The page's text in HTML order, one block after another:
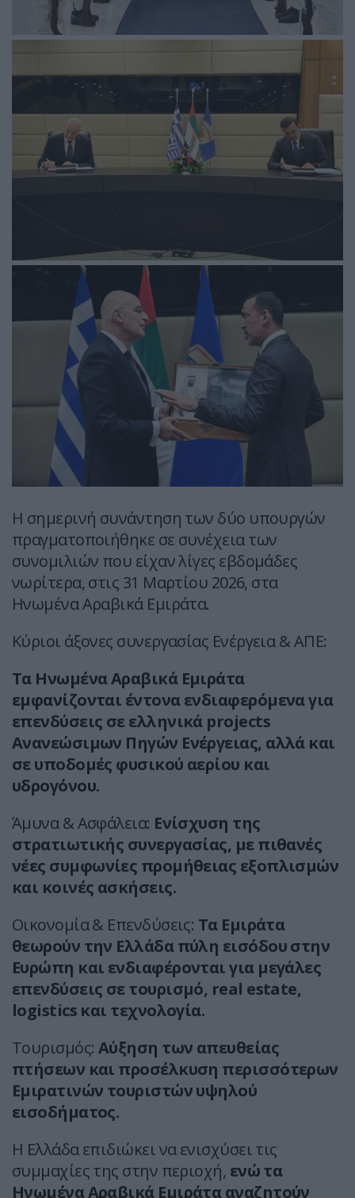
Η σημερινή συνάντηση των δύο υπουργών
πραγματοποιήθηκε σε συνέχεια των
συνομιλιών που είχαν λίγες εβδομάδες
νωρίτερα, στις 31 Μαρτίου 2026, στα
Ηνωμένα Αραβικά Εμιράτα.
Κύριοι άξονες συνεργασίας Ενέργεια & ΑΠΕ:
Τα Ηνωμένα Αραβικά Εμιράτα
εμφανίζονται έντονα ενδιαφερόμενα για
επενδύσεις σε ελληνικά projects
Ανανεώσιμων Πηγών Ενέργειας, αλλά και
σε υποδομές φυσικού αερίου και
υδρογόνου.
Άμυνα & Ασφάλεια: Ενίσχυση της
στρατιωτικής συνεργασίας, με πιθανές
νέες συμφωνίες προμήθειας εξοπλισμών
και κοινές ασκήσεις.
Οικονομία & Επενδύσεις: Τα Εμιράτα
θεωρούν την Ελλάδα πύλη εισόδου στην
Ευρώπη και ενδιαφέρονται για μεγάλες
επενδύσεις σε τουρισμό, real estate,
logistics και τεχνολογία.
Τουρισμός: Αύξηση των απευθείας
πτήσεων και προσέλκυση περισσότερων
Εμιρατινών τουριστών υψηλού
εισοδήματος.
Η Ελλάδα επιδιώκει να ενισχύσει τις
συμμαχίες της στην περιοχή, ενώ τα
Ηνωμένα Αραβικά Εμιράτα αναζητούν